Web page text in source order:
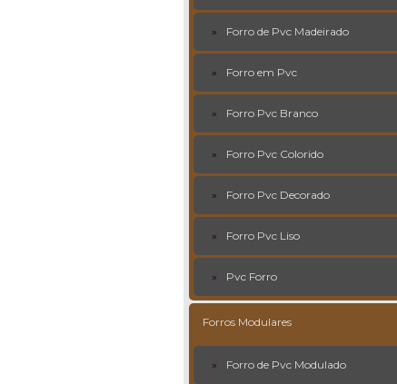
Forro de Pvc Madeirado
Forro em Pvc
Forro Pvc Branco
Forro Pvc Colorido
Forro Pvc Decorado
Forro Pvc Liso
Pvc Forro
Forros Modulares
Forro de Pvc Modulado